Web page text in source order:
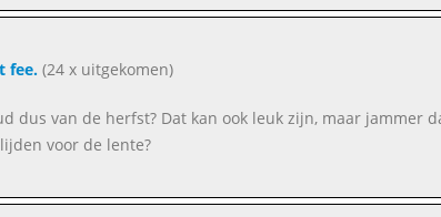
fee.(24 x uitgekomen)
dus van de herfst? Dat kan ook leuk zijn, maar jammer
voor de lente?